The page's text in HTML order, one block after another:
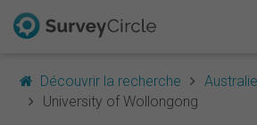
Découvrir la recherche
Australie
University of Wollongong